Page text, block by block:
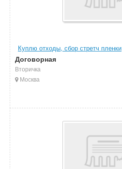
Куплю отходы, сбор стретч пленки
Договорная
Вторичка
Москва